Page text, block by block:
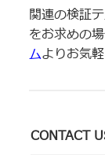
関連の検証
をお求めの
ムよりお気
CONTACT